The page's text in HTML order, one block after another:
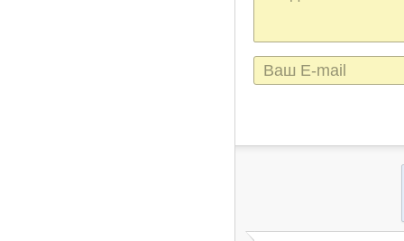
сообщения
E-
mail